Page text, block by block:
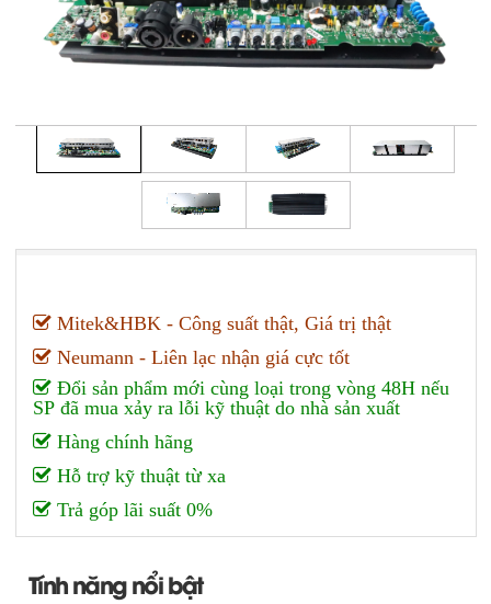
Mitek&HBK - Công suất thật, Giá trị thật
Neumann - Liên lạc nhận giá cực tốt
Đổi sản phẩm mới cùng loại trong vòng 48H nếu
SP đã mua xảy ra lỗi kỹ thuật do nhà sản xuất
Hàng chính hãng
Hỗ trợ kỹ thuật từ xa
Trả góp lãi suất 0%
Tính năng nổi bật